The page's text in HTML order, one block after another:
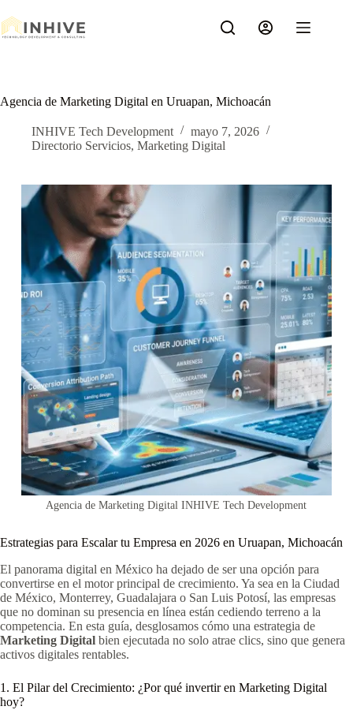
al
contenido
Agencia de Marketing Digital en Uruapan, Michoacán
INHIVE Tech Development
mayo 7, 2026
Directorio Servicios, Marketing Digital
Agencia de Marketing Digital INHIVE Tech Development
Estrategias para Escalar tu Empresa en 2026 en Uruapan, Michoacán
El panorama digital en México ha dejado de ser una opción para
convertirse en el motor principal de crecimiento. Ya sea en la Ciudad
de México, Monterrey, Guadalajara o San Luis Potosí, las empresas
que no dominan su presencia en línea están cediendo terreno a la
competencia. En esta guía, desglosamos cómo una estrategia de
Marketing Digital bien ejecutada no solo atrae clics, sino que genera
activos digitales rentables.
1. El Pilar del Crecimiento: ¿Por qué invertir en Marketing Digital
hoy?